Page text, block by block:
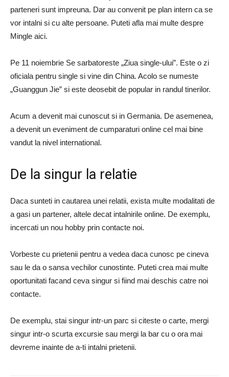
parteneri sunt impreuna. Dar au convenit pe plan intern ca se
vor intalni si cu alte persoane. Puteti afla mai multe despre
Mingle aici.
Pe 11 noiembrie Se sarbatoreste „Ziua single-ului”. Este o zi
oficiala pentru single si vine din China. Acolo se numeste
„Guanggun Jie” si este deosebit de popular in randul tinerilor.
Acum a devenit mai cunoscut si in Germania. De asemenea,
a devenit un eveniment de cumparaturi online cel mai bine
vandut la nivel international.
De la singur la relatie
Daca sunteti in cautarea unei relatii, exista multe modalitati de
a gasi un partener, altele decat intalnirile online. De exemplu,
incercati un nou hobby prin contacte noi.
Vorbeste cu prietenii pentru a vedea daca cunosc pe cineva
sau le da o sansa vechilor cunostinte. Puteti crea mai multe
oportunitati facand ceva singur si fiind mai deschis catre noi
contacte.
De exemplu, stai singur intr-un parc si citeste o carte, mergi
singur intr-o scurta excursie sau mergi la bar cu o ora mai
devreme inainte de a-ti intalni prietenii.